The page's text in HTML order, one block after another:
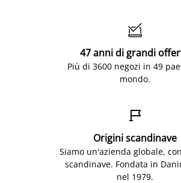

47 anni di grandi
Più di 3600 negozi in 49
mondo.

Origini scandinave
Siamo un'azienda globale,
scandinave. Fondata in
nel 1979.